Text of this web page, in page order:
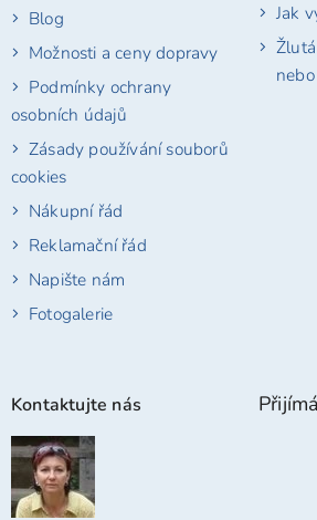
Blog
Možnosti a ceny dopravy
Podmínky ochrany
osobních údajů
Zásady používání souborů
cookies
Nákupní řád
Reklamační řád
Napište nám
Fotogalerie
Jak
Kontaktujte nás